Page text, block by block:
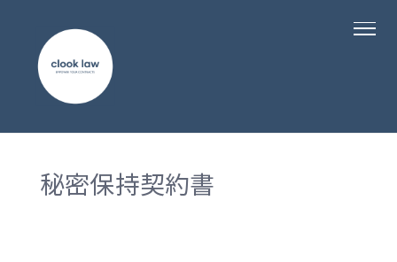
秘密保持契約書